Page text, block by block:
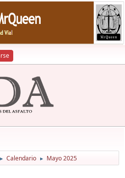
► Calendario ► Mayo 2025